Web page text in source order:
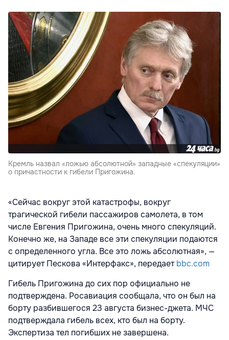
Кремль назвал «ложью абсолютной» западные «спекуляции»
о причастности к гибели Пригожина.
«Сейчас вокруг этой катастрофы, вокруг
трагической гибели пассажиров самолета, в том
числе Евгения Пригожина, очень много спекуляций.
Конечно же, на Западе все эти спекуляции подаются
с определенного угла. Все это ложь абсолютная», —
цитирует Пескова «Интерфакс», передаетbbc.com
Гибель Пригожина до сих пор официально не
подтверждена. Росавиация сообщала, что он был на
борту разбившегося 23 августа бизнес-джета. МЧС
подтверждала гибель всех, кто был на борту.
Экспертиза тел погибших не завершена.